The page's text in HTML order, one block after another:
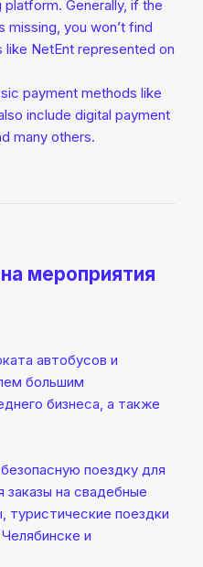
Generally, if the
you won’t find
NetEnt represented on
payment methods like
include digital payment
many others.
мероприятия
автобусов и
большим
бизнеса, а также
поездку для
заказы на свадебные
туристические поездки
и